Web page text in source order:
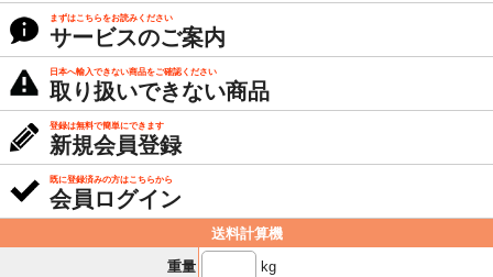
まずはこちらをお読みください
サービスのご案内
日本へ輸入できない商品をご確認ください
取り扱いできない商品
登録は無料で簡単にできます
新規会員登録
既に登録済みの方はこちらから
会員ログイン
送料計算機
重量
kg